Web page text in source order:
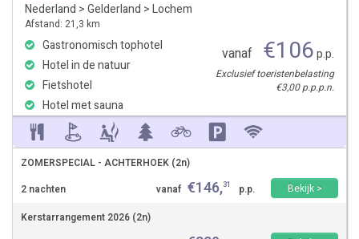
Nederland >Gelderland >Lochem
Afstand: 21,3 km
Gastronomisch tophotel
Hotel in de natuur
Fietshotel
Hotel met sauna
vanaf €106p.p.
Exclusief toeristenbelasting
€3,00 p.p.p.n.
ZOMERSPECIAL - ACHTERHOEK (2n)
2 nachten
vanaf €146,31 p.p.
Bekijk >
Kerstarrangement 2026 (2n)